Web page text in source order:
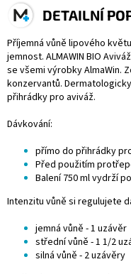
DETAILNÍ
Příjemná vůně lipového
jemnost. ALMAWIN BIO
se všemi výrobky AlmaWin.
konzervantů.
přihrádky pro aviváž.
Dávkování:
přímo do přihrádky
Před použitím
Balení 750 ml vydrží
Intenzitu vůně si regulujete
jemná vůně - 1 uzávěr
střední vůně - 1 1/2
silná vůně - 2 uzávěry